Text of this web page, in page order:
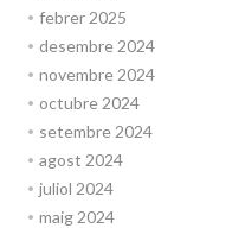
febrer 2025
desembre 2024
novembre 2024
octubre 2024
setembre 2024
agost 2024
juliol 2024
maig 2024